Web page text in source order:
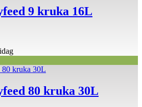
9 kruka 16L
80 kruka 30L